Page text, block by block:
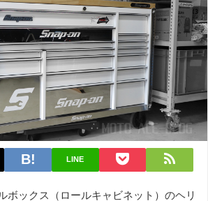
LINE
ボックス（ロールキャビネット）のヘリ